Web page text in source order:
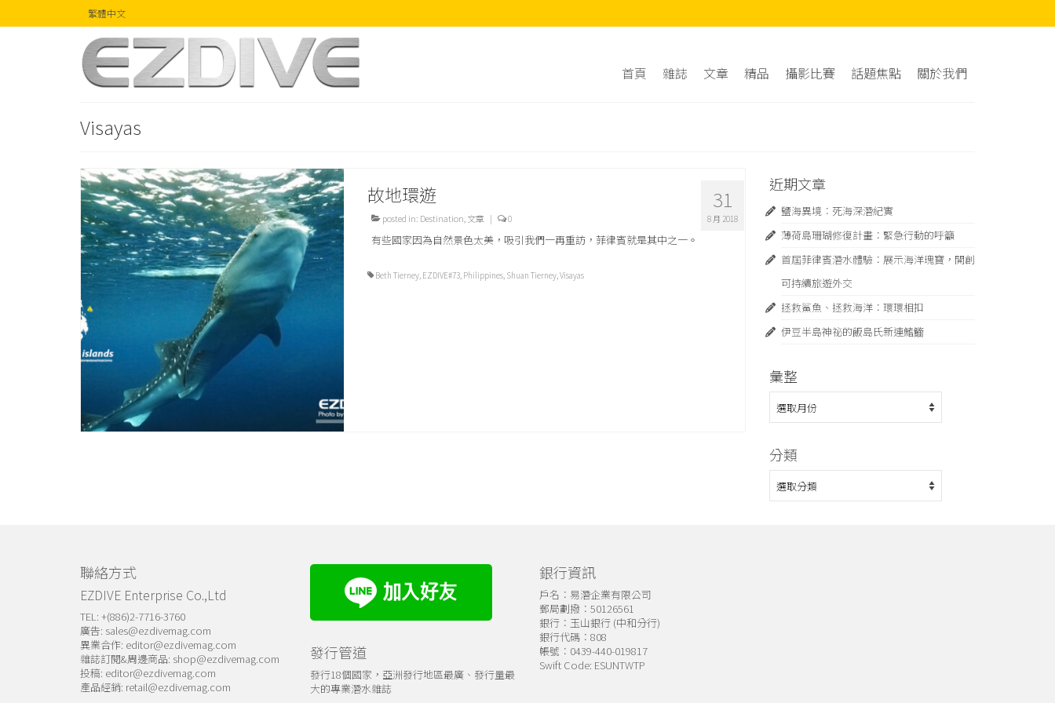
繁體中文
首頁 雜誌 文章 精品 攝影比賽 話題焦點 關於我們
Visayas
31
8 月 2018
故地環遊
posted in: Destination,文章 | 0
有些國家因為自然景色太美，吸引我們一再重訪，菲律賓就是其中之一。
Beth Tierney, EZDIVE#73, Philippines, Shuan Tierney,Visayas
近期文章
鹽海異境：死海深潛紀實
薄荷島珊瑚修復計畫：緊急⾏動的呼籲
首屆菲律賓潛水體驗：展示海洋瑰寶，開創
可持續旅遊外交
拯救鯊魚、拯救海洋：環環相扣
伊豆半島神祕的飯島氏新連鰭䲗
彙整
整
分類
類
聯絡方式
EZDIVE Enterprise Co.,Ltd
TEL: +(886)2-7716-3760
廣告: sales@ezdivemag.com
異業合作: editor@ezdivemag.com
雜誌訂閱&周邊商品: shop@ezdivemag.com
投稿: editor@ezdivemag.com
產品經銷: retail@ezdivemag.com
發行管道
發行18個國家，亞洲發行地區最廣、發行量最
大的專業潛水雜誌
銀行資訊
戶名：易潛企業有限公司
郵局劃撥：50126561
銀行：玉山銀行 (中和分行)
銀行代碼：808
帳號：0439-440-019817
Swift Code: ESUNTWTP